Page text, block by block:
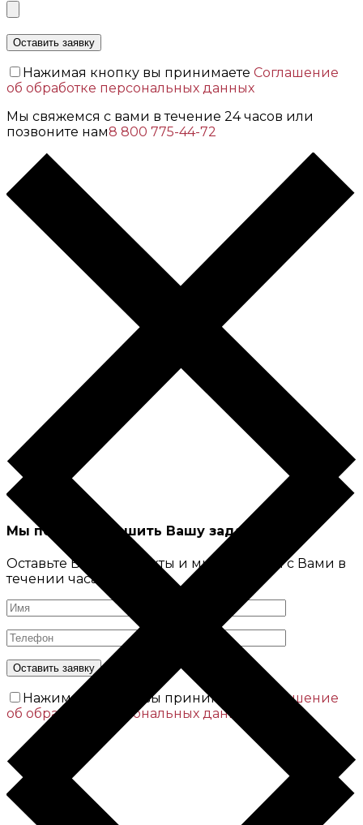
Нажимая кнопку вы принимаете Соглашение
об обработке персональных данных
Мы свяжемся с вами в течение 24 часов или
позвоните нам8 800 775-44-72
Мы поможем решить Вашу задачу
Оставьте Ваши контакты и мы свяжемся с Вами в
течении часа
Нажимая кнопку вы принимаете
Соглашение
об обработке персональных данных